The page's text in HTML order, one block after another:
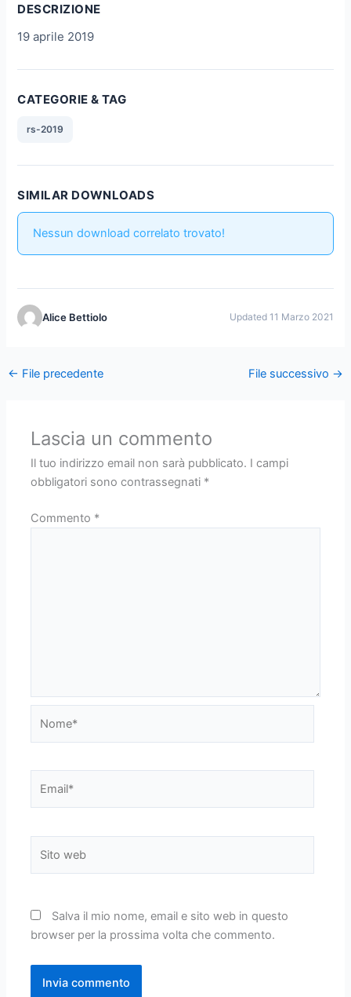
DESCRIZIONE
19 aprile 2019
CATEGORIE & TAG
rs-2019
SIMILAR DOWNLOADS
Nessun download correlato trovato!
Alice Bettiolo Updated 11 Marzo 2021
← File precedente File successivo →
Lascia un commento
Il tuo indirizzo email non sarà pubblicato. I campi
obbligatori sono contrassegnati *
Commento *
web
Salva il mio nome, email e sito web in questo
browser per la prossima volta che commento.